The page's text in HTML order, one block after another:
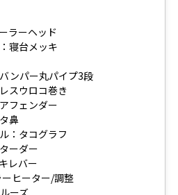
ラーヘッド
寝台メッキ
ンパー丸パイプ3段
スウロコ巻き
フェンダー
鼻
：タコグラフ
ーダー
レバー
ヒーター/調整
ーズ